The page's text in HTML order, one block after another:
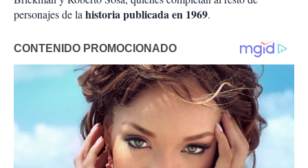
personajes de lahistoria publicada en 1969.